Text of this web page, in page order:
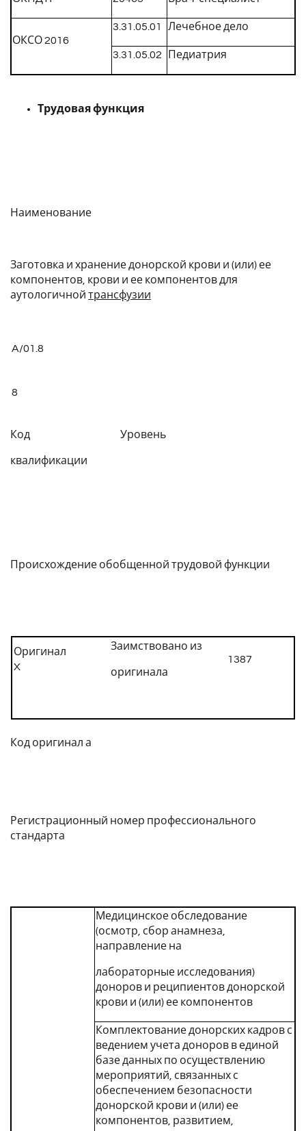
ОКСО 2016
3.31.05.01 Лечебное дело
3.31.05.02 Педиатрия
Трудовая функция
Наименование
Заготовка и хранение донорской крови и (или) ее
компонентов, крови и ее компонентов для
аутологичной трансфузии
A/01.8
8
Код Уровень
квалификации
Происхождение обобщенной трудовой функции
Оригинал
X
Заимствовано из
оригинала
1387
Код оригинал а
Регистрационный номер профессионального
стандарта
Медицинское обследование
(осмотр, сбор анамнеза,
направление на
лабораторные исследования)
доноров и реципиентов донорской
крови и (или) ее компонентов
Комплектование донорских кадров с
ведением учета доноров в единой
базе данных по осуществлению
мероприятий, связанных с
обеспечением безопасности
донорской крови и (или) ее
компонентов, развитием,